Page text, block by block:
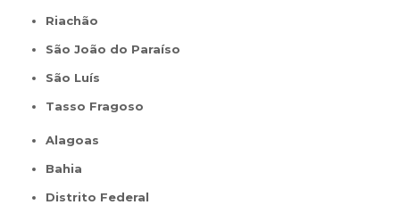
Riachão
São João do Paraíso
São Luís
Tasso Fragoso
Alagoas
Bahia
Distrito Federal